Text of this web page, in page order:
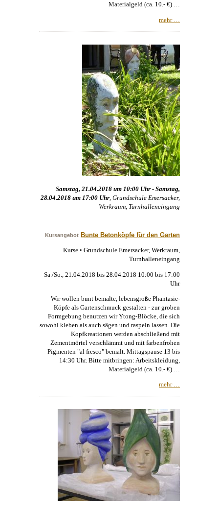
Materialgeld (ca. 10.- €) …
mehr …
Samstag, 21.04.2018 um 10:00 Uhr - Samstag,
28.04.2018 um 17:00 Uhr, Grundschule Emersacker,
Werkraum, Turnhalleneingang
Kursangebot Bunte Betonköpfe für den Garten
Kurse • Grundschule Emersacker, Werkraum,
Turnhalleneingang
Sa./So., 21.04.2018 bis 28.04.2018 10:00 bis 17:00
Uhr
Wir wollen bunt bemalte, lebensgroße Phantasie-
Köpfe als Gartenschmuck gestalten - zur groben
Formgebung benutzen wir Ytong-Blöcke, die sich
sowohl kleben als auch sägen und raspeln lassen. Die
Kopfkreationen werden abschließend mit
Zementmörtel verschlämmt und mit farbenfrohen
Pigmenten "al fresco" bemalt. Mittagspause 13 bis
14:30 Uhr. Bitte mitbringen: Arbeitskleidung,
Materialgeld (ca. 10.- €) …
mehr …